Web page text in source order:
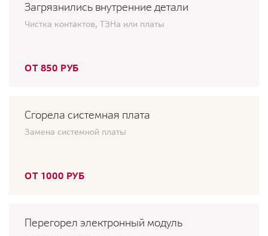
Загрязнились внутренние детали
Чистка контактов, ТЭНа или платы
ОТ 850 РУБ
Сгорела системная плата
Замена системной платы
ОТ 1000 РУБ
Перегорел электронный модуль